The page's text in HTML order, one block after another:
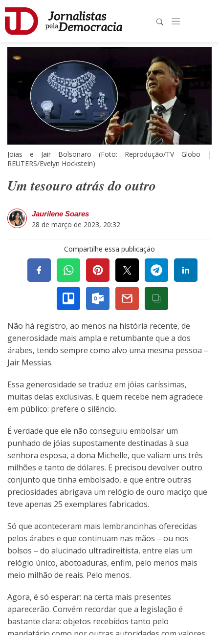
Joias e Jair Bolsonaro (Foto: Reprodução/TV Globo |
REUTERS/Evelyn Hockstein)
Um tesouro atrás do outro
Jaurilene Soares
28 de março de 2023, 20:32
Compartilhe essa publicação
Não há registro, ao menos na história recente, de
generosidade mais ampla e retumbante que a dos
árabes, tendo sempre como alvo uma mesma pessoa –
Jair Messias.
Essa generosidade se traduz em jóias caríssimas,
muitas delas exclusivas. E quem recebe nem agradece
em público: prefere o silêncio.
É verdade que ele não conseguiu embolsar um
punhado de jóias supostamente destinadas à sua
senhora esposa, a dona Michelle, que valiam uns três
milhões e tanto de dólares. E precisou devolver outro
conjunto que tinha embolsado, e que entre outras
preciosidades abrigava um relógio de ouro maciço que
teve apenas 25 exemplares fabricados.
Só que aconteceram mais lembrancinhas oferecidas
pelos árabes e que continuam nas mãos – ou nos
bolsos – do alucinado ultradireitista, entre elas um
relógio único, abotoaduras, enfim, pelo menos mais
meio milhão de reais. Pelo menos.
Agora, é só esperar: na certa mais presentes
aparecerão. Convém recordar que a legislação é
bastante clara: objetos recebidos tanto pelo